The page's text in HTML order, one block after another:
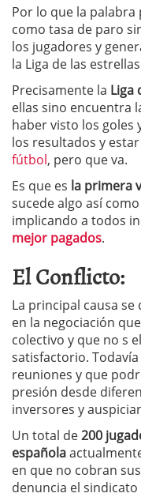
Por lo que la
como tasa de paro
los jugadores y
la Liga de las
Precisamente la Liga
ellas sino encuentra
haber visto los
los resultados y
fútbol, pero que va.
Es que es la primera
sucede algo así
implicando a todos
mejor pagados.
El Conflicto:
La principal causa
en la negociación
colectivo y que no s
satisfactorio.
reuniones y que
presión desde
inversores y
Un total de200
española
en que no cobran
denuncia el sindicato